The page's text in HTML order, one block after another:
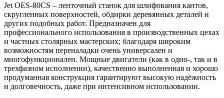
Jet OES-80CS – ленточный станок для шлифования кантов,
скругленных поверхностей, обдирки деревянных деталей и
других подобных работ. Предназначен для
профессионального использования в производственных цехах
и частных столярных мастерских; благодаря широким
возможностям переналадки очень универсален и
многофункционален. Мощные двигатели (как в одно-, так и в
трехфазном исполнении), качественно выполненная и хорошо
продуманная конструкция гарантируют высокую надёжность
и долговечность, даже при интенсивном использовании.